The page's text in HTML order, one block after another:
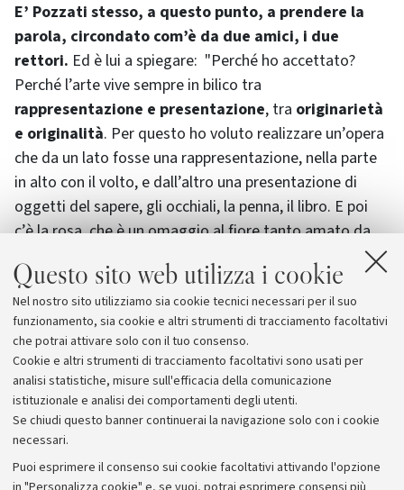
Questo sito web utilizza i cookie
Nel nostro sito utilizziamo sia cookie tecnici necessari per il suo
funzionamento, sia cookie e altri strumenti di tracciamento facoltativi
che potrai attivare solo con il tuo consenso.
Cookie e altri strumenti di tracciamento facoltativi sono usati per
analisi statistiche, misure sull'efficacia della comunicazione
istituzionale e analisi dei comportamenti degli utenti.
Se chiudi questo banner continuerai la navigazione solo con i cookie
necessari.
Puoi esprimere il consenso sui cookie facoltativi attivando l'opzione
E’ Pozzati stesso, a questo punto, a prendere la
parola, circondato com’è da due amici, i due
rettori. Ed è lui a spiegare: "Perché ho accettato?
Perché l’arte vive sempre in bilico tra
rappresentazione e presentazione, tra originarietà
e originalità. Per questo ho voluto realizzare un’opera
che da un lato fosse una rappresentazione, nella parte
in alto con il volto, e dall’altro una presentazione di
oggetti del sapere, gli occhiali, la penna, il libro. E poi
c’è la rosa, che è un omaggio al fiore tanto amato da
Archivio